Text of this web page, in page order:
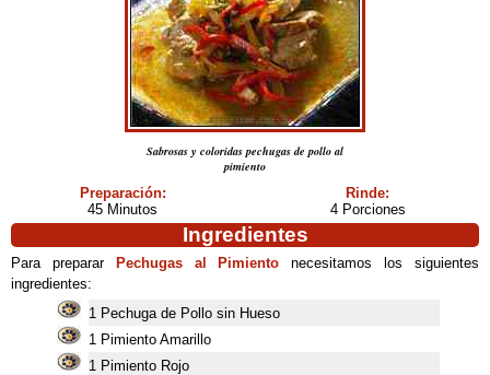
Sabrosas y coloridas pechugas de pollo al
pimiento
Preparación:
45 Minutos
Rinde:
4 Porciones
Ingredientes
Para preparar Pechugas al Pimiento necesitamos los siguientes
ingredientes:
1 Pechuga de Pollo sin Hueso
1 Pimiento Amarillo
1 Pimiento Rojo